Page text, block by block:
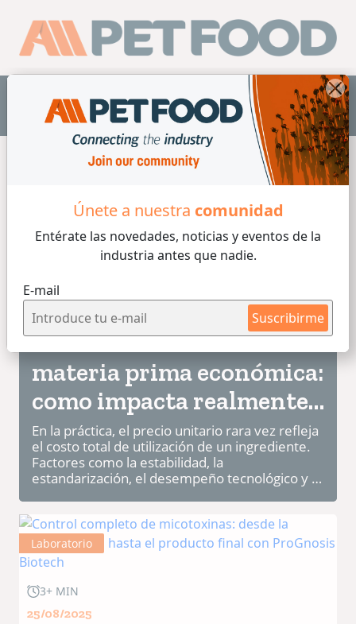
Únete a nuestra comunidad
Entérate las novedades, noticias y eventos de la
industria antes que nadie.
E-mail
Suscribirme
ES
Laboratorio
PorLudmila Barbi T. Bomcompagni
03/06/2026
El costo invisible de la
materia prima económica:
como impacta realmente
en la rentabilidad
En la práctica, el precio unitario rara vez refleja
el costo total de utilización de un ingrediente.
Factores como la estabilidad, la
estandarización, el desempeño tecnológico y la
Laboratorio
3+ MIN
25/08/2025